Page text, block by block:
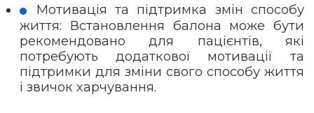
Мотивація та підтримка змін способу
життя: Встановлення балона може бути
рекомендовано для пацієнтів, які
потребують додаткової мотивації та
підтримки для зміни свого способу життя
і звичок харчування.